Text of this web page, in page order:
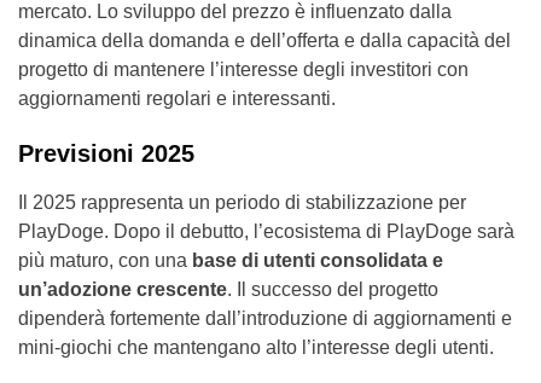
mercato. Lo sviluppo del prezzo è influenzato dalla
dinamica della domanda e dell’offerta e dalla capacità del
progetto di mantenere l’interesse degli investitori con
aggiornamenti regolari e interessanti.
Previsioni 2025
Il 2025 rappresenta un periodo di stabilizzazione per
PlayDoge. Dopo il debutto, l’ecosistema di PlayDoge sarà
più maturo, con una base di utenti consolidata e
un’adozione crescente. Il successo del progetto
dipenderà fortemente dall’introduzione di aggiornamenti e
mini-giochi che mantengano alto l’interesse degli utenti.